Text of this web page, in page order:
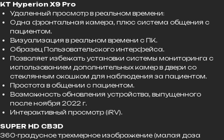
КТ Hyperion X9 Pro
Удаленный просмотр в реальном времени:
Одна фронтальная камера, плюс система общения с
пациентом.
Визуализация в реальном времени с ПК.
Образец Пользовательского интерфейса.
Позволяет избежать установки системы мониторинга с
использованием дополнительных камер в двери со
стеклянным окошком для наблюдения за пациентом.
Простота в общении с пациентом.
Возможность обновления устройства, выпущенного
после ноября 2022 г.
Интерактивный просмотр (iRV).
SUPER HD CB3D
360-градусное трехмерное изображение (малая доза